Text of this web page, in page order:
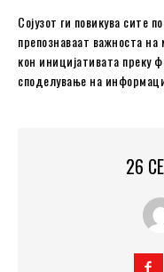
Сојузот ги повикува сите
препознаваат важноста
кон иницијативата преку
споделување на
26